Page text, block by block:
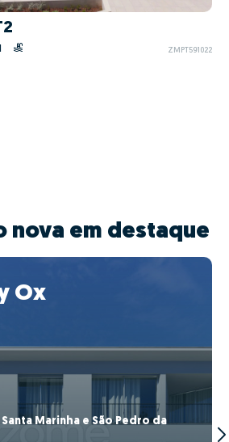
ZMPT591022
nova em destaque
Ox
Santa Marinha e São Pedro da